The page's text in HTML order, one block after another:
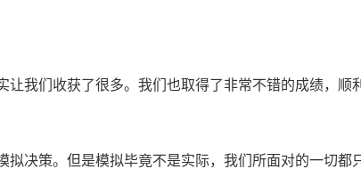
我们收获了很多。我们也取得了非常不错的成绩，顺
决策。但是模拟毕竟不是实际，我们所面对的一切都